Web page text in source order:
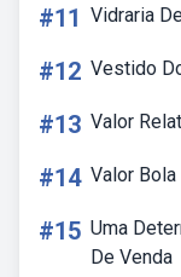
#11 Vidraria
#12 Vestido
#13 Valor
#14 Valor
#15 Uma
De Venda